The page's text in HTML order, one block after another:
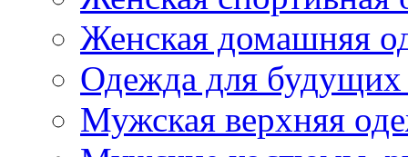
Женская домашняя
Одежда для
Мужская верхняя